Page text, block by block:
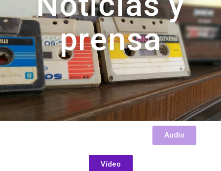
prensa
Audio
Vídeo